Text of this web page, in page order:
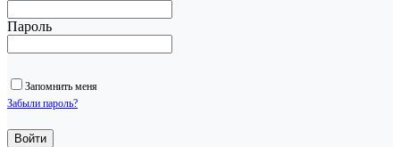
Пароль
Запомнить меня
Забыли пароль?